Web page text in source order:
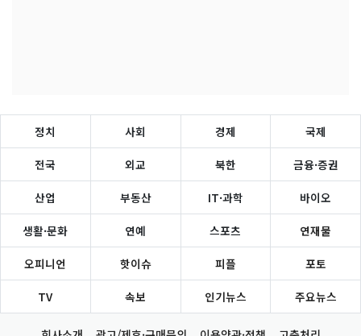
정치 사회 경제 국제
전국 외교 북한 금융·증권
산업 부동산 IT·과학 바이오
생활·문화 연예 스포츠 연재물
오피니언 핫이슈 피플 포토
TV 속보 인기뉴스 주요뉴스